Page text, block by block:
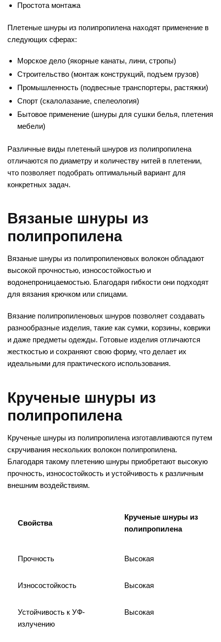
Простота монтажа
Плетеные шнуры из полипропилена находят применение в
следующих сферах:
Морское дело (якорные канаты, лини, стропы)
Строительство (монтаж конструкций, подъем грузов)
Промышленность (подвесные транспортеры, растяжки)
Спорт (скалолазание, спелеология)
Бытовое применение (шнуры для сушки белья, плетения
мебели)
Различные виды плетеный шнуров из полипропилена
отличаются по диаметру и количеству нитей в плетении,
что позволяет подобрать оптимальный вариант для
конкретных задач.
Вязаные шнуры из
полипропилена
Вязаные шнуры из полипропиленовых волокон обладают
высокой прочностью, износостойкостью и
водонепроницаемостью. Благодаря гибкости они подходят
для вязания крючком или спицами.
Вязание полипропиленовых шнуров позволяет создавать
разнообразные изделия, такие как сумки, корзины, коврики
и даже предметы одежды. Готовые изделия отличаются
жесткостью и сохраняют свою форму, что делает их
идеальными для практического использования.
Крученые шнуры из
полипропилена
Крученые шнуры из полипропилена изготавливаются путем
скручивания нескольких волокон полипропилена.
Благодаря такому плетению шнуры приобретают высокую
прочность, износостойкость и устойчивость к различным
внешним воздействиям.
Свойства
Крученые шнуры из
полипропилена
Прочность Высокая
Износостойкость Высокая
Устойчивость к УФ-
излучению
Высокая